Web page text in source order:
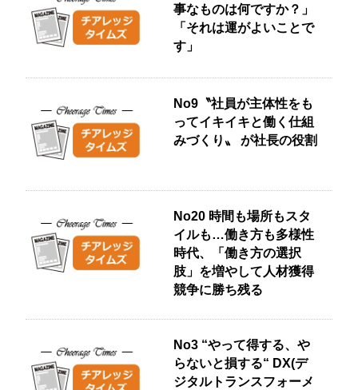
事なものは何ですか？」
「それは運がよいことで
す」
No9〝社員が主体性をも
ってイキイキと働く仕組
みづくり〟 が社長の役割
No20 時間も場所もスタ
イルも…働き方も多様性
時代、「働き方の選択
肢」を増やして人材獲得
競争に勝ち残る
No3 “やって得する、や
らないと損する“ DX(デ
ジタルトランスフォーメ